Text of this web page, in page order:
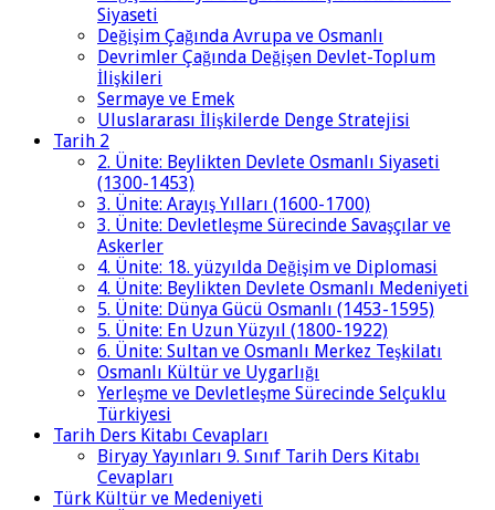
Siyaseti
Değişim Çağında Avrupa ve Osmanlı
Devrimler Çağında Değişen Devlet-Toplum
İlişkileri
Sermaye ve Emek
Uluslararası İlişkilerde Denge Stratejisi
Tarih 2
2. Ünite: Beylikten Devlete Osmanlı Siyaseti
(1300-1453)
3. Ünite: Arayış Yılları (1600-1700)
3. Ünite: Devletleşme Sürecinde Savaşçılar ve
Askerler
4. Ünite: 18. yüzyılda Değişim ve Diplomasi
4. Ünite: Beylikten Devlete Osmanlı Medeniyeti
5. Ünite: Dünya Gücü Osmanlı (1453-1595)
5. Ünite: En Uzun Yüzyıl (1800-1922)
6. Ünite: Sultan ve Osmanlı Merkez Teşkilatı
Osmanlı Kültür ve Uygarlığı
Yerleşme ve Devletleşme Sürecinde Selçuklu
Türkiyesi
Tarih Ders Kitabı Cevapları
Biryay Yayınları 9. Sınıf Tarih Ders Kitabı
Cevapları
Türk Kültür ve Medeniyeti